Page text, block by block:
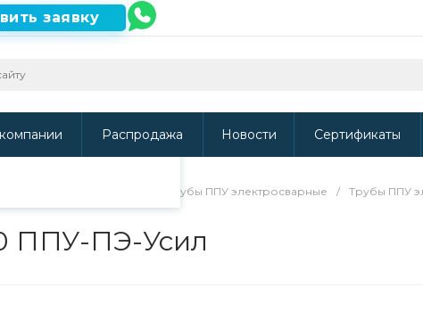
наш сайт, то
заявку
Распродажа Новости Сертификаты
Трубы ППУ электросварные / Трубы ППУ
ППУ-ПЭ-Усил